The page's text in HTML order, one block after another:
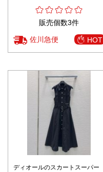
販売個数3件
佐川急便 HOT
ディオールのスカートスーパー